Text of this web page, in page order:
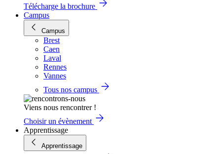
Télécharge la brochure
Campus
Campus
Brest
Caen
Laval
Rennes
Vannes
Tous nos campus
Viens nous rencontrer !
Choisir un évènement
Apprentissage
Apprentissage